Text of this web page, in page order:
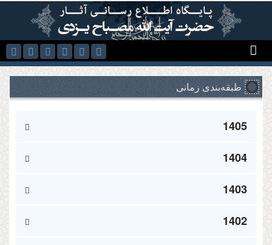
رفتن به محتوای اصلی
طبقه‌بندی زمانی
1405
1404
1403
1402